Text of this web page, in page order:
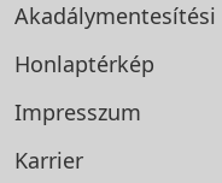
Akadálymentesítési
Honlaptérkép
Impresszum
Karrier